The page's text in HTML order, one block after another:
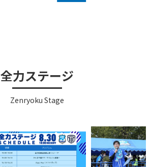
全力ステージ
Zenryoku Stage